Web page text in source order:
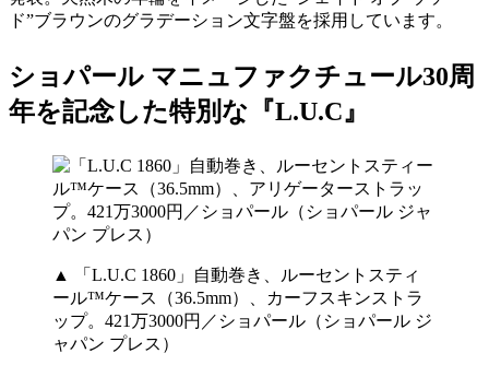
ド”ブラウンのグラデーション文字盤を採用しています。
ショパール マニュファクチュール30周
年を記念した特別な『L.U.C』
▲ 「L.U.C 1860」自動巻き、ルーセントスティ
ール™ケース（36.5mm）、カーフスキンストラ
ップ。421万3000円／ショパール（ショパール ジ
ャパン プレス）